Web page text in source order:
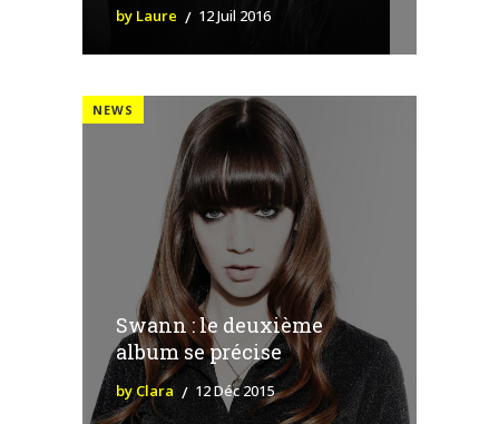
by Laure 12 Juil 2016
NEWS
Swann : le deuxième
album se précise
by Clara 12 Déc 2015